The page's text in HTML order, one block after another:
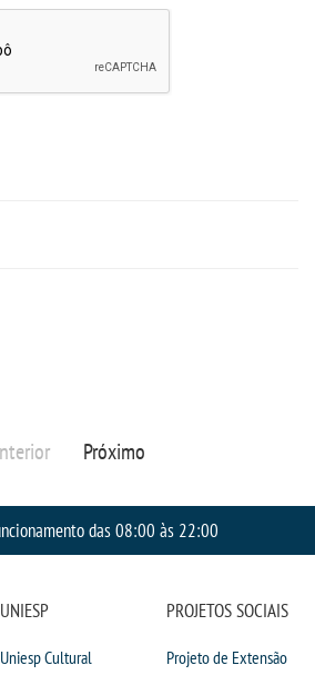
Próximo
das 08:00 às 22:00
UNIESP
Uniesp Cultural
PROJETOS SOCIAIS
Projeto de Extensão